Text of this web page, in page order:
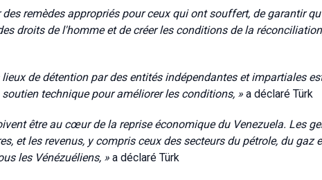
remèdes appropriés pour ceux qui ont souffert, de garantir
droits de l'homme et de créer les conditions de la
de détention par des entités indépendantes et impartiales
technique pour améliorer les conditions, » a déclaré Türk
être au cœur de la reprise économique du Venezuela. Les
et les revenus, y compris ceux des secteurs du pétrole, du gaz
les Vénézuéliens, » a déclaré Türk